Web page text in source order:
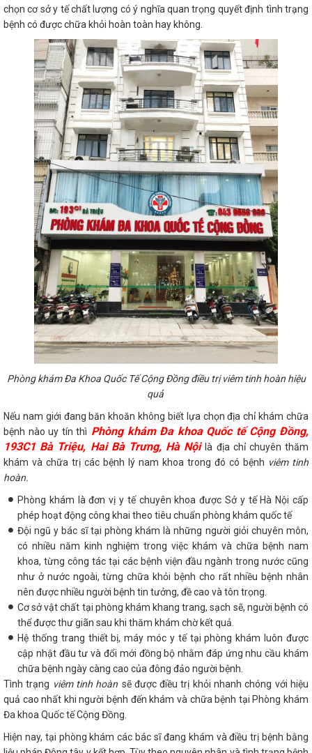
chọn cơ sở y tế chất lượng có ý nghĩa quan trọng quyết định tình trạng
bệnh có được chữa khỏi hoàn toàn hay không.
Phòng khám Đa Khoa Quốc Tế Cộng Đồng điều trị viêm tinh hoàn hiệu
quả
Nếu nam giới đang băn khoăn không biết lựa chọn địa chỉ khám chữa
bệnh nào uy tín thì Phòng khám Đa khoa Quốc tế Cộng Đồng,
193C1 Bà Triệu, Hai Bà Trưng, Hà Nộilà địa chỉ chuyên thăm
khám và chữa trị các bệnh lý nam khoa trong đó có bệnh viêm tinh
hoàn.
Phòng khám là đơn vị y tế chuyên khoa được Sở y tế Hà Nội cấp
phép hoạt động công khai theo tiêu chuẩn phòng khám quốc tế
Đội ngũ y bác sĩ tại phòng khám là những người giỏi chuyên môn,
có nhiều năm kinh nghiệm trong việc khám và chữa bệnh nam
khoa, từng công tác tại các bệnh viện đầu ngành trong nước cũng
như ở nước ngoài, từng chữa khỏi bệnh cho rất nhiều bệnh nhân
nên được nhiều người bệnh tin tưởng, đề cao và tôn trọng.
Cơ sở vật chất tại phòng khám khang trang, sạch sẽ, người bệnh có
thể được thư giãn sau khi thăm khám chờ kết quả.
Hệ thống trang thiết bị, máy móc y tế tại phòng khám luôn được
cập nhật đầu tư và đổi mới đồng bộ nhằm đáp ứng nhu cầu khám
chữa bệnh ngày càng cao của đông đảo người bệnh.
Tình trạng viêm tinh hoàn sẽ được điều trị khỏi nhanh chóng với hiệu
quả cao nhất khi người bệnh đến khám và chữa bệnh tại Phòng khám
Đa khoa Quốc tế Cộng Đồng.
Hiện nay, tại phòng khám các bác sĩ đang khám và điều trị bệnh bằng